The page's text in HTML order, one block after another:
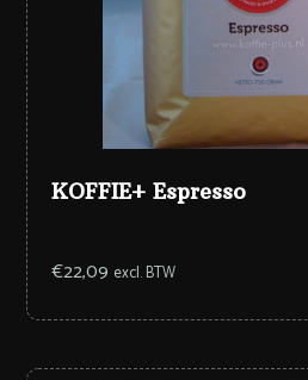
KOFFIE+ Espresso
€22,09 excl. BTW